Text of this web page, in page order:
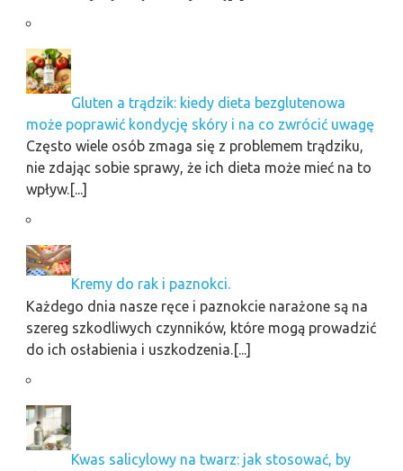
Gluten a trądzik: kiedy dieta bezglutenowa
może poprawić kondycję skóry i na co zwrócić uwagę
Często wiele osób zmaga się z problemem trądziku,
nie zdając sobie sprawy, że ich dieta może mieć na to
wpływ.[...]
Kremy do rak i paznokci.
Każdego dnia nasze ręce i paznokcie narażone są na
szereg szkodliwych czynników, które mogą prowadzić
do ich osłabienia i uszkodzenia.[...]
Kwas salicylowy na twarz: jak stosować, by